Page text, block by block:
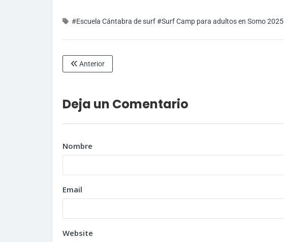
#Escuela Cántabra de surf#Surf Camp para adultos en Somo 2025
Anterior
Deja un Comentario
Nombre
Email
Website